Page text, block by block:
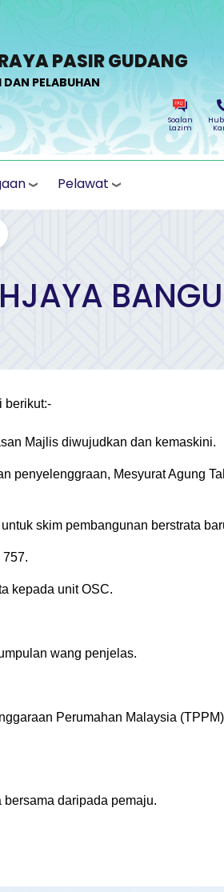
PASIR GUDANG
PELABUHAN
Soalan
Lazim
Pelawat
berikut:-
Majlis diwujudkan dan kemaskini.
penyelenggraan, Mesyurat Agung
skim pembangunan berstrata
kepada unit OSC.
wang penjelas.
Perumahan Malaysia (TPPM)
daripada pemaju.